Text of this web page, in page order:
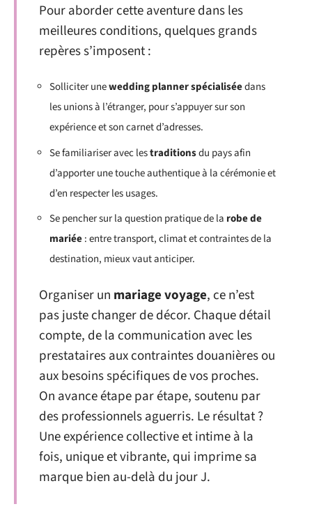
Pour aborder cette aventure dans les
meilleures conditions, quelques grands
repères s’imposent :
Solliciter unewedding planner spécialiséedans
les unions à l’étranger, pour s’appuyer sur son
expérience et son carnet d’adresses.
Se familiariser avec lestraditionsdu pays afin
d’apporter une touche authentique à la cérémonie et
d’en respecter les usages.
Se pencher sur la question pratique de la robe de
mariée: entre transport, climat et contraintes de la
destination, mieux vaut anticiper.
Organiser un mariage voyage, ce n’est
pas juste changer de décor. Chaque détail
compte, de la communication avec les
prestataires aux contraintes douanières ou
aux besoins spécifiques de vos proches.
On avance étape par étape, soutenu par
des professionnels aguerris. Le résultat ?
Une expérience collective et intime à la
fois, unique et vibrante, qui imprime sa
marque bien au-delà du jour J.